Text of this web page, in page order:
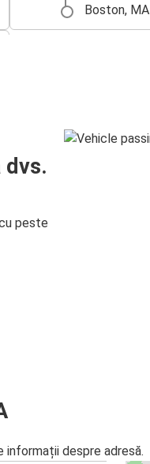
Boston, MA
dvs.
peste
despre adresă.